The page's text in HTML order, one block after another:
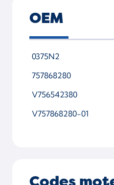
OEM
0375N2
757868280
V756542380
V757868280-01